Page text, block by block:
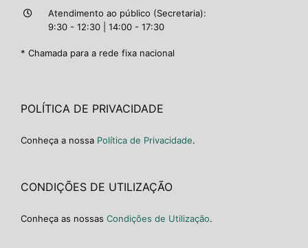
Atendimento ao público (Secretaria):
9:30 - 12:30 | 14:00 - 17:30
* Chamada para a rede fixa nacional
POLÍTICA DE PRIVACIDADE
Conheça a nossa Política de Privacidade.
CONDIÇÕES DE UTILIZAÇÃO
Conheça as nossas Condições de Utilização.